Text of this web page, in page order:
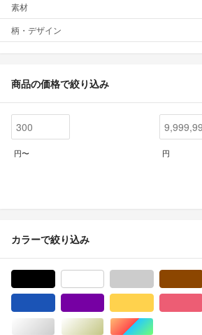
素材
柄・デザイン
商品の価格で絞り込み
円〜 円
カラーで絞り込み
シルバー/銀色系ゴールド/金色系マルチカラー